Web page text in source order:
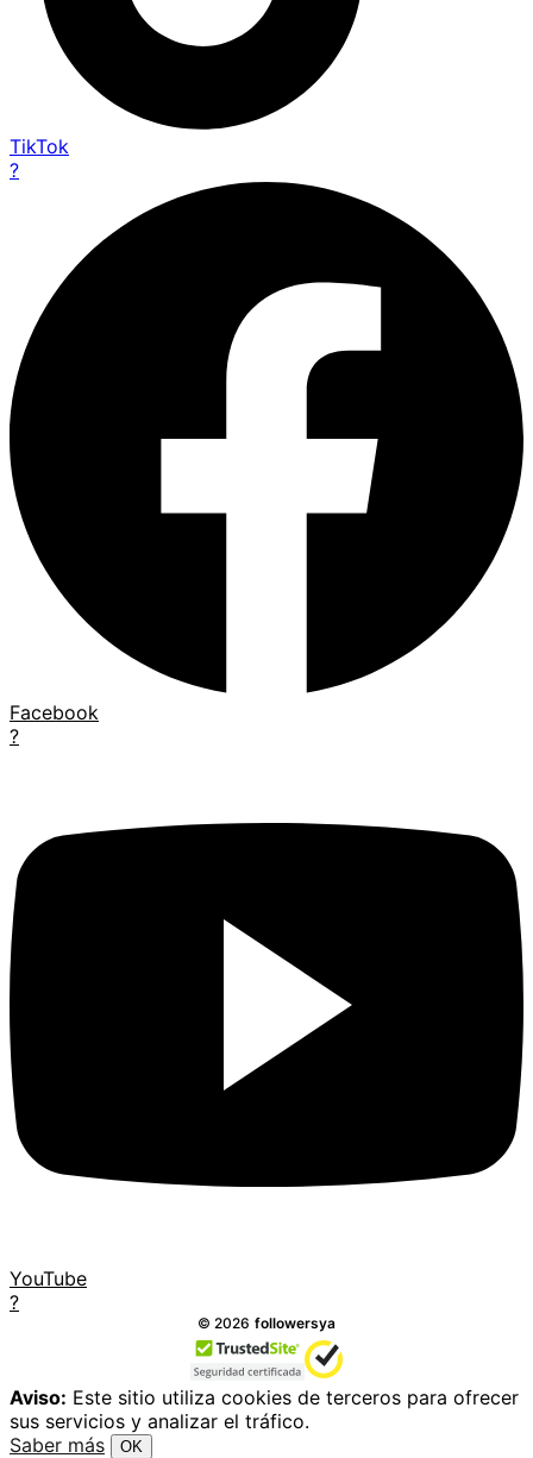
TikTok
?
Facebook
?
YouTube
?
Todos los derechos reservados.
© 2026 followersya
Aviso: Este sitio utiliza cookies de terceros para ofrecer
sus servicios y analizar el tráfico.
Saber más
OK